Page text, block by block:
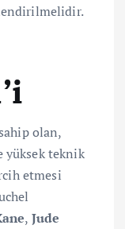
olan,
yüksek teknik
etmesi
, Jude